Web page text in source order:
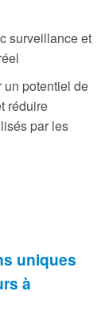
surveillance et
un potentiel de
réduire
par les
uniques
à